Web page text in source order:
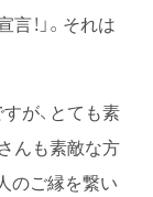
！」。それは
が、とても素
んも素敵な方
のご縁を繋い